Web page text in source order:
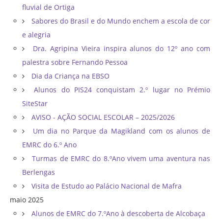
fluvial de Ortiga
Sabores do Brasil e do Mundo enchem a escola de cor
e alegria
Dra. Agripina Vieira inspira alunos do 12º ano com
palestra sobre Fernando Pessoa
Dia da Criança na EBSO
Alunos do PIS24 conquistam 2.º lugar no Prémio
SiteStar
AVISO - AÇÃO SOCIAL ESCOLAR – 2025/2026
Um dia no Parque da Magikland com os alunos de
EMRC do 6.º Ano
Turmas de EMRC do 8.ºAno vivem uma aventura nas
Berlengas
Visita de Estudo ao Palácio Nacional de Mafra
maio 2025
Alunos de EMRC do 7.ºAno à descoberta de Alcobaça